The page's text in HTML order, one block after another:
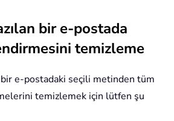
bir e-postada
temizleme
e-postadaki seçili metinden tüm
temizlemek için lütfen şu